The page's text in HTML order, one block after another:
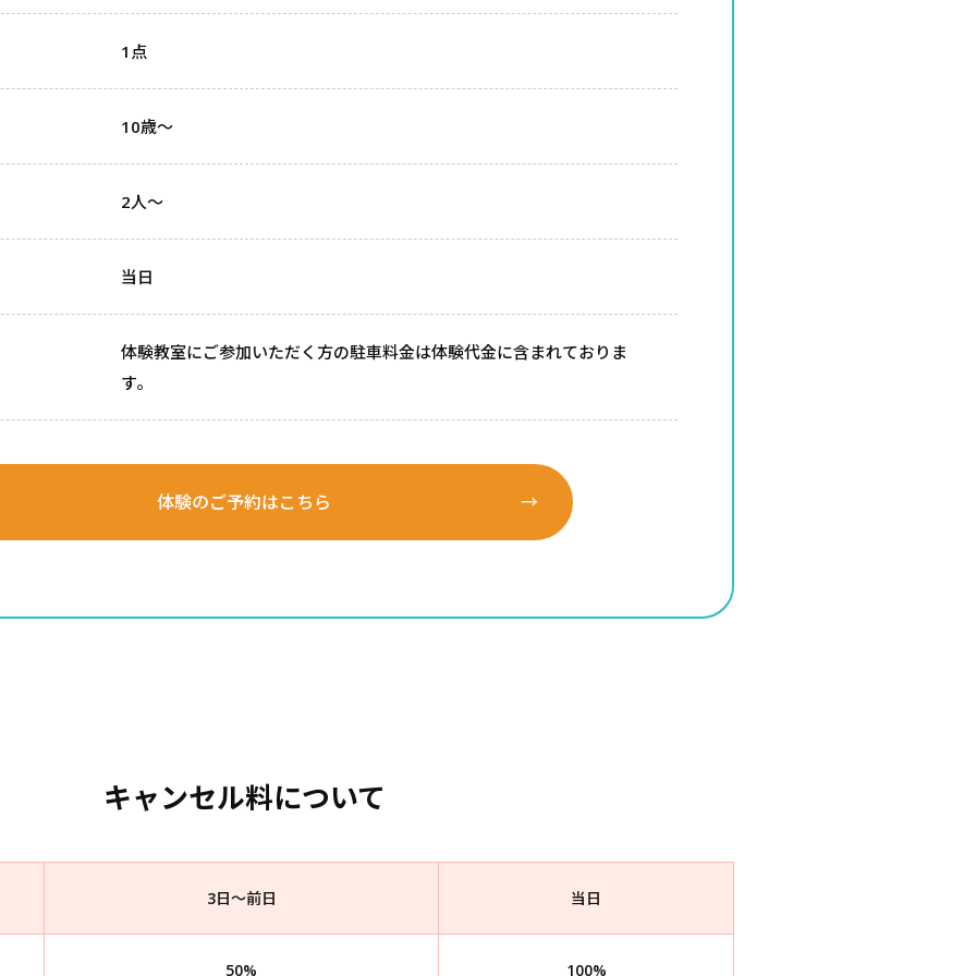
1点
10歳～
2人～
当日
体験教室にご参加いただく方の駐車料金は体験代金に含まれておりま
す。
体験のご予約はこちら
キャンセル料について
3日～前日 当日
50% 100%